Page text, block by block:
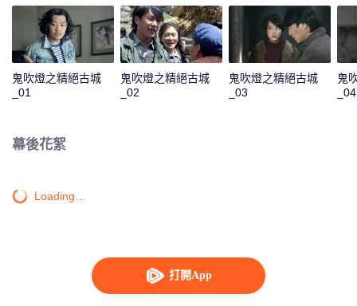
打開App
了一支前往新疆考古的考古隊。一行人歷經萬險來到了塔克拉瑪干沙漠中的精
絕古城遺址，進入了地下“鬼洞”。洞中機關重重、陷阱不斷，這神祕的鬼洞似乎
在一位先知的掌控之中。
鬼吹燈之精絕古城
_01
鬼吹燈之精絕古城
_02
鬼吹燈之精絕古城
_03
鬼
_04
幕後花絮
Loading…